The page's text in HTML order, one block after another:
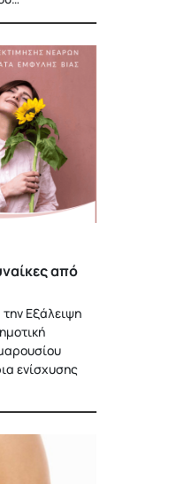
από
Εξάλειψη
ενίσχυσης